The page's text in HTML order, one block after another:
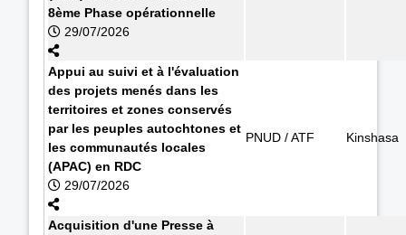
8ème Phase opérationnelle
29/07/2026
Appui au suivi et à l'évaluation
des projets menés dans les
territoires et zones conservés
par les peuples autochtones et
les communautés locales
(APAC) en RDC
29/07/2026
PNUD / ATF Kinshasa
Acquisition d'une Presse à